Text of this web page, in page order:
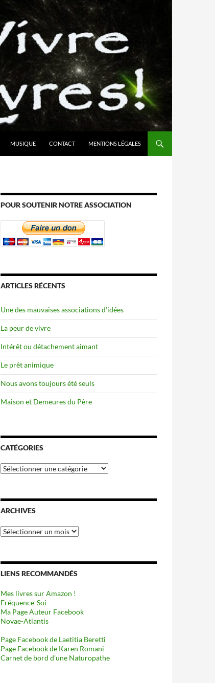
MUSIQUE CONTACT MENTIONS LÉGALES
POUR SOUTENIR NOTRE ASSOCIATION
ARTICLES RÉCENTS
Une des mauvaises associations d’idées
La peur de vivre
Intérêt ou détachement aimant
Le prêt animique
Nous avons toujours été seuls
Maison et Demeures du Père
CATÉGORIES
Catégories
ARCHIVES
Archives
LIENS RECOMMANDÉS
Mes livres sur Amazon !
Fréquence-Soi
Ma Page Auteur Facebook
Novae-Atlantis
Page Facebook de Laetitia Beretti
Page Facebook de Karen Romani
Carnet de bord d’une Naturopathe